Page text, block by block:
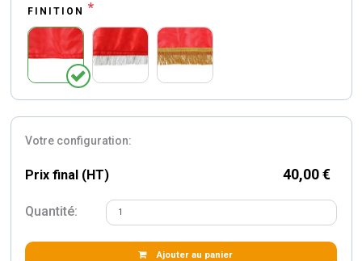
FINITION *
Votre configuration:
Prix final (HT) 40,00 €
Quantité:
Ajouter au panier